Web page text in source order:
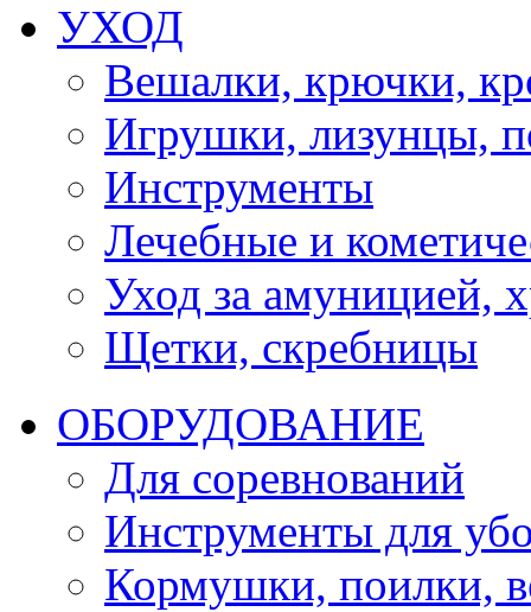
УХОД
Вешалки, крючки,
Игрушки, лизунцы,
Инструменты
Лечебные и
Уход за амуницией,
Щетки, скребницы
ОБОРУДОВАНИЕ
Для соревнований
Инструменты для
Кормушки, поилки,